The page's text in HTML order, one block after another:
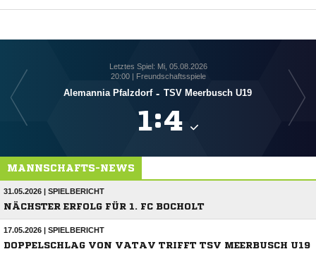
Letztes Spiel: Mi, 05.08.2026
20:00 | Freundschaftsspiele
Alemannia Pfalzdorf - TSV Meerbusch U19
:
MANNSCHAFTS-NEWS
31.05.2026 | SPIELBERICHT
NÄCHSTER ERFOLG FÜR 1. FC BOCHOLT
17.05.2026 | SPIELBERICHT
DOPPELSCHLAG VON VATAV TRIFFT TSV MEERBUSCH U19